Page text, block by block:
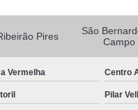
Fechamento de
Pires
São
Campo
Vermelha Centro
Pilar